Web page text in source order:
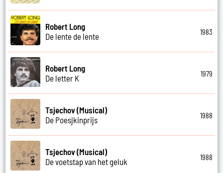
Robert Long
De lente de lente
1983
Robert Long
De letter K
1979
Tsjechov (Musical)
De Poesjkinprijs
1988
Tsjechov (Musical)
De voetstap van het geluk
1988